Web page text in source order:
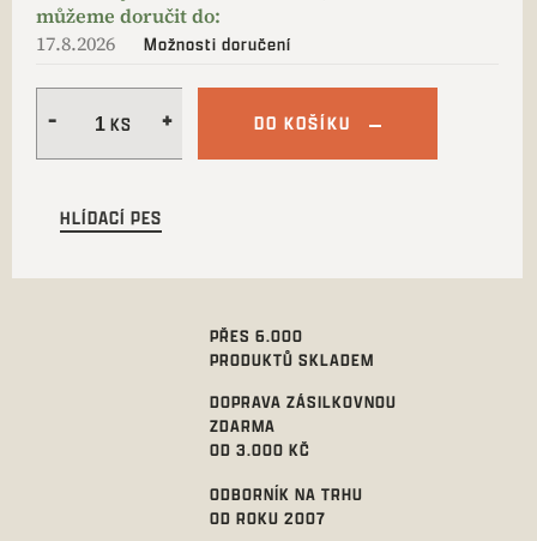
17.8.2026 Možnosti doručení
DO KOŠÍKU
HLÍDACÍ PES
PŘES 6.000
PRODUKTŮ SKLADEM
DOPRAVA ZÁSILKOVNOU
ZDARMA
OD 3.000 KČ
ODBORNÍK NA TRHU
OD ROKU 2007